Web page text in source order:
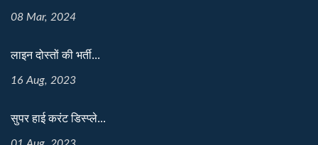
08 Mar, 2024
लाइन दोस्तों की भर्ती...
16 Aug, 2023
सुपर हाई करंट डिस्प्ले...